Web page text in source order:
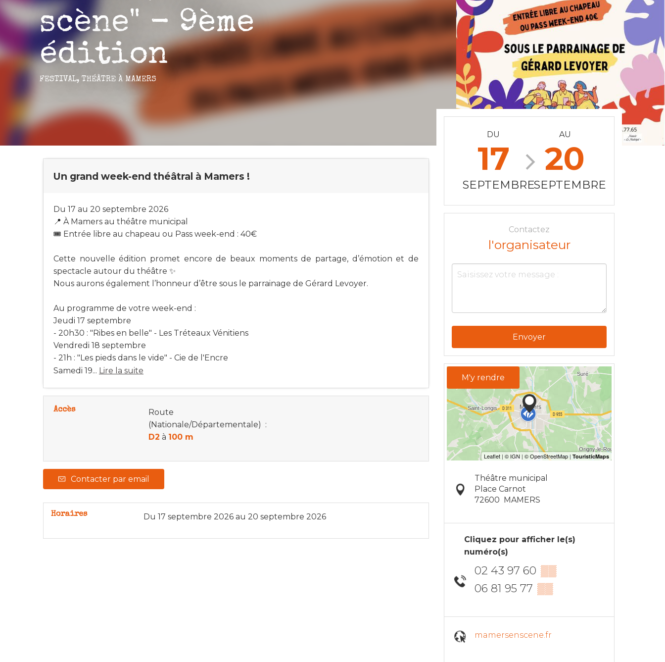
scène" - 9ème
édition
FESTIVAL, THÉÂTRE À MAMERS
Un grand week-end théâtral à Mamers !
Du 17 au 20 septembre 2026
📍 À Mamers au théâtre municipal
🎟️ Entrée libre au chapeau ou Pass week-end : 40€
Cette nouvelle édition promet encore de beaux moments de partage, d’émotion et de
spectacle autour du théâtre ✨
Nous aurons également l’honneur d’être sous le parrainage de Gérard Levoyer.
Au programme de votre week-end :
Jeudi 17 septembre
- 20h30 : "Ribes en belle" - Les Tréteaux Vénitiens
Vendredi 18 septembre
- 21h : "Les pieds dans le vide" - Cie de l'Encre
Samedi 19... Lire la suite
Accès
Route
(Nationale/Départementale) :
D2 à 100 m
Contacter par email
Horaires Du 17 septembre 2026 au 20 septembre 2026
DU
17
SEPTEMBRE
AU
20
SEPTEMBRE
Contactez
l'organisateur
Envoyer
M'y rendre
Théâtre municipal
Place Carnot
72600
MAMERS
Cliquez pour afficher le(s)
numéro(s)
02 43 97 60 ▒▒
06 81 95 77 ▒▒
mamersenscene.fr